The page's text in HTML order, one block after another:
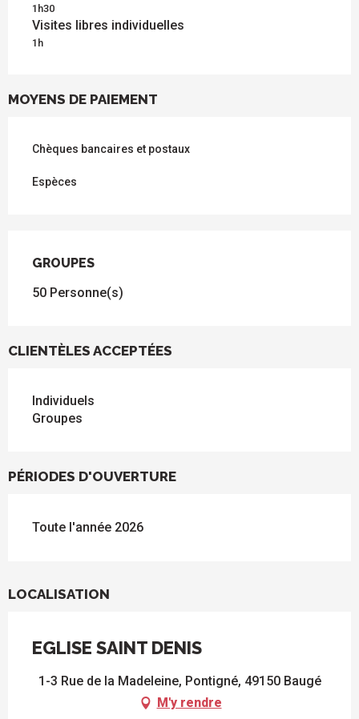
1h30
Visites libres individuelles
1h
MOYENS DE PAIEMENT
Chèques bancaires et postaux
Espèces
GROUPES
GROUPES
50 Personne(s)
CLIENTÈLES ACCEPTÉES
Individuels
Groupes
PÉRIODES D'OUVERTURE
Toute l'année 2026
LOCALISATION
EGLISE SAINT DENIS
1-3 Rue de la Madeleine, Pontigné, 49150 Baugé
M'y rendre